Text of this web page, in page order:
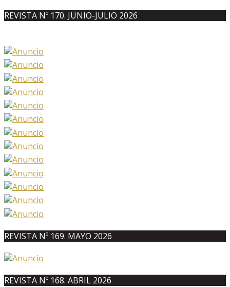
REVISTA Nº 170. JUNIO-JULIO 2026
REVISTA Nº 169. MAYO 2026
REVISTA Nº 168. ABRIL 2026